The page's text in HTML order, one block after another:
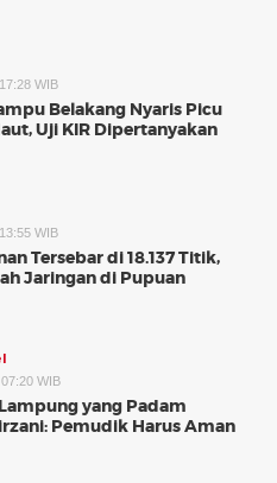
WIB
Belakang Nyaris Picu
Uji KIR Dipertanyakan
WIB
Tersebar di 18.137 Titik,
Jaringan di Pupuan
WIB
yang Padam
Pemudik Harus Aman